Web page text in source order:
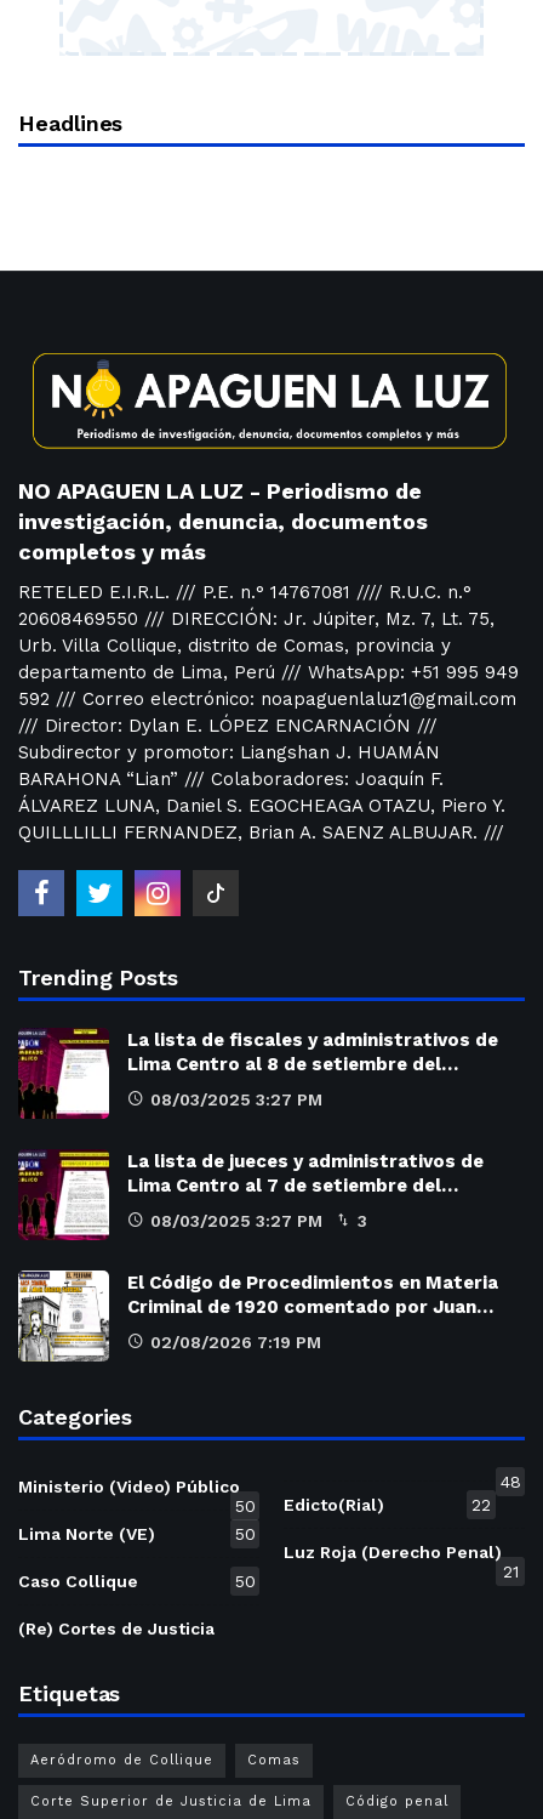
Headlines
NO APAGUEN LA LUZ - Periodismo de
investigación, denuncia, documentos
completos y más
RETELED E.I.R.L. /// P.E. n.° 14767081 //// R.U.C. n.°
20608469550 /// DIRECCIÓN: Jr. Júpiter, Mz. 7, Lt. 75,
Urb. Villa Collique, distrito de Comas, provincia y
departamento de Lima, Perú /// WhatsApp: +51 995 949
592 /// Correo electrónico: noapaguenlaluz1@gmail.com
/// Director: Dylan E. LÓPEZ ENCARNACIÓN ///
Subdirector y promotor: Liangshan J. HUAMÁN
BARAHONA “Lian” /// Colaboradores: Joaquín F.
ÁLVAREZ LUNA, Daniel S. EGOCHEAGA OTAZU, Piero Y.
QUILLLILLI FERNANDEZ, Brian A. SAENZ ALBUJAR. ///
Trending Posts
La lista de fiscales y administrativos de
Lima Centro al 8 de setiembre del…
08/03/2025 3:27 PM
La lista de jueces y administrativos de
Lima Centro al 7 de setiembre del…
08/03/2025 3:27 PM 3
El Código de Procedimientos en Materia
Criminal de 1920 comentado por Juan…
02/08/2026 7:19 PM
Categories
Ministerio (Video) Público
50
Lima Norte (VE)
50
Caso Collique 50
(Re) Cortes de Justicia
48
Edicto(Rial)
22
Luz Roja (Derecho Penal)
21
Etiquetas
Aeródromo de Collique Comas
Corte Superior de Justicia de Lima Código penal